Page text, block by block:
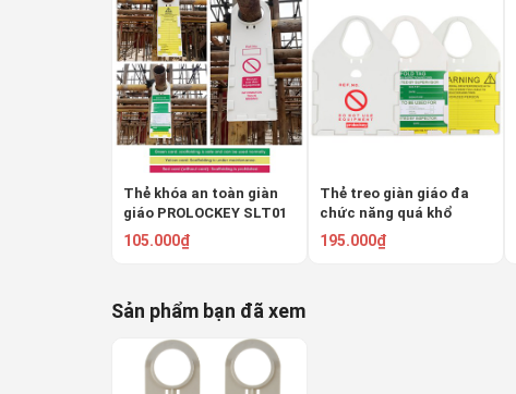
Thẻ khóa an toàn giàn
giáo PROLOCKEY SLT01
105.000₫
Thẻ treo giàn giáo đa
chức năng quá khổ
PROLOCKEY SLT04
195.000₫
Sản phẩm bạn đã xem